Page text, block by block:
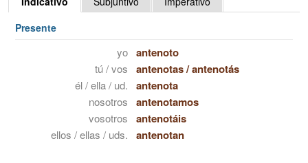
Presente
yo antenoto
tú / vos antenotas/antenotás
él / ella / ud. antenota
nosotros antenotamos
vosotros antenotáis
ellos / ellas / uds. antenotan